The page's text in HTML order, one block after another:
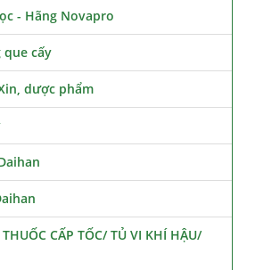
- Hãng Novapro
cấy
dược phẩm
CẤP TỐC/ TỦ VI KHÍ HẬU/